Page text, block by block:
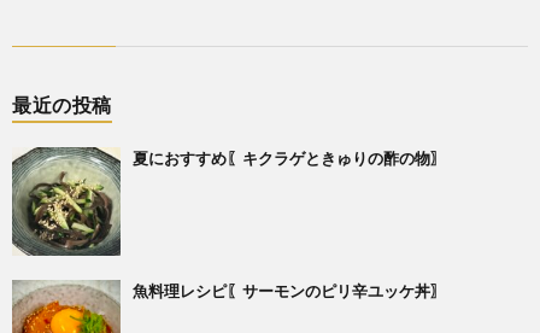
最近の投稿
夏におすすめ〖キクラゲときゅりの酢の物〗
魚料理レシピ〖サーモンのピリ辛ユッケ丼〗